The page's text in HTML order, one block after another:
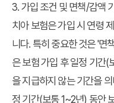
3. 가입 조건 및 면책/감액
치아 보험은 가입 시 연령
니다. 특히 중요한 것은 '면
은 보험 가입 후 일정 기간
을 지급하지 않는 기간을
정 기간(보통 1~2년) 동안